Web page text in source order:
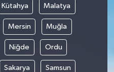
Kütahya Malatya
Mersin Muğla
Niğde Ordu
Sakarya Samsun